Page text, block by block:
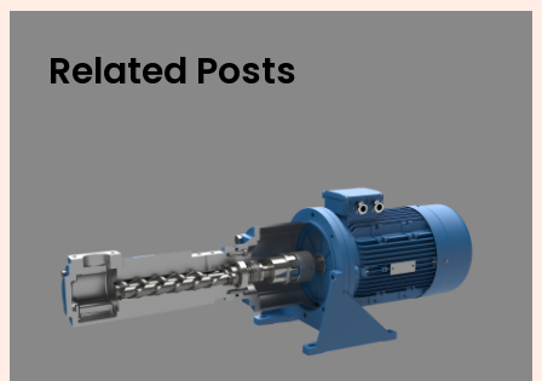
Related Posts